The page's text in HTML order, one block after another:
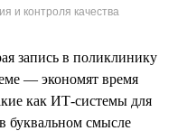
и контроля качества
запись в поликлинику
— экономят время
как ИТ-системы для
смысле